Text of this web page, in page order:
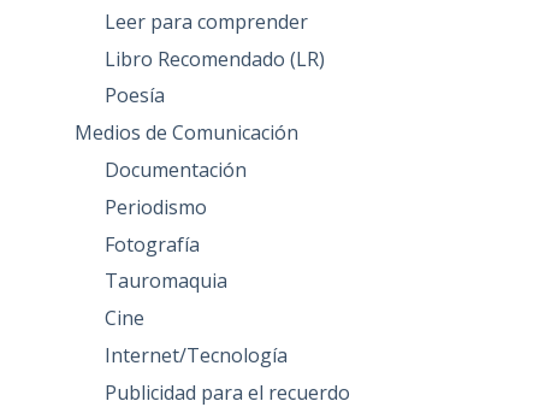
Leer para comprender
Libro Recomendado (LR)
Poesía
Medios de Comunicación
Documentación
Periodismo
Fotografía
Tauromaquia
Cine
Internet/Tecnología
Publicidad para el recuerdo